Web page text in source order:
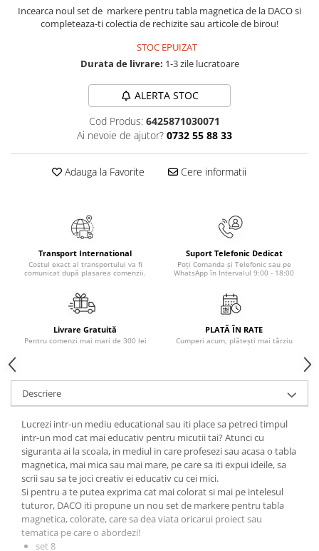
SelfConnect
Vindecare Spirituala
Masaj
MedConnect
Medicina Pentru Toti
Sport
Terapii Alternative
AudioBook
Beletristica
Biografii, Memorii, Jurnale
Carti erotice
Carti pentru Adolescenti, Young
Adult
Crime, Thriller, Mistery
Literatura Romana
Literatura Universala
Poezie
Romane de dragoste, Carti
Incearca noul set de markere pentru tabla magnetica de la DACO si
completeaza-ti colectia de rechizite sau articole de birou!
STOC EPUIZAT
Durata de livrare: 1-3 zile lucratoare
ALERTA STOC
Cod Produs: 6425871030071
Ai nevoie de ajutor? 0732 55 88 33
Adauga la Favorite Cere informatii
Transport International
Costul exact al transportului va fi
comunicat după plasarea comenzii.
Suport Telefonic Dedicat
Poți Comanda și Telefonic sau pe
WhatsApp în Intervalul 9:00 - 18:00
Livrare Gratuită
Pentru comenzi mai mari de 300 lei
PLATĂ ÎN RATE
Cumperi acum, plătești mai târziu
Descriere
Lucrezi intr-un mediu educational sau iti place sa petreci timpul
intr-un mod cat mai educativ pentru micutii tai? Atunci cu
siguranta ai la scoala, in mediul in care profesezi sau acasa o tabla
magnetica, mai mica sau mai mare, pe care sa iti expui ideile, sa
scrii sau sa te joci creativ ei educativ cu cei mici.
Si pentru a te putea exprima cat mai colorat si mai pe intelesul
tuturor, DACO iti propune un nou set de markere pentru tabla
magnetica, colorate, care sa dea viata oricarui proiect sau
tematica pe care o abordezi!
set 8